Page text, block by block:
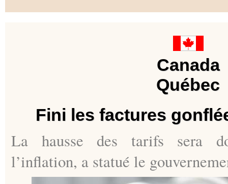
Canada
Québec
Fini les factures
La hausse des tarifs sera
l’inflation, a statué le